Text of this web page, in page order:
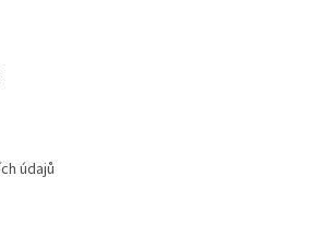
údajů